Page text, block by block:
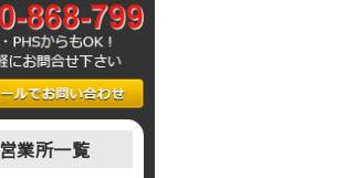
営業所一覧